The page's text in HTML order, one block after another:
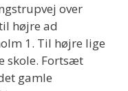
over
højre ad
1. Til højre lige
skole. Fortsæt
gamle